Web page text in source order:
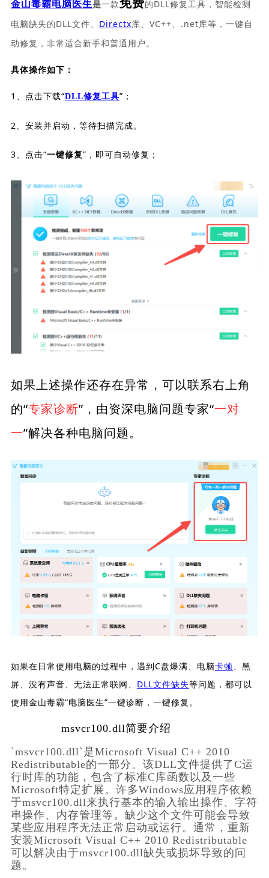
金山毒霸电脑医生是一款免费的DLL修复工具，智能检测
电脑缺失的DLL文件、 Directx库、VC++、.net库等，一键自
动修复，非常适合新手和普通用户。
具体操作如下：
1、点击下载“DLL修复工具”；
2、安装并启动，等待扫描完成。
3、点击“一键修复”，即可自动修复；
如果上述操作还存在异常，可以联系右上角
的“专家诊断”，由资深电脑问题专家“一对
一”解决各种电脑问题。
如果在日常使用电脑的过程中，遇到C盘爆满、电脑卡顿、黑
屏、没有声音、无法正常联网、 DLL文件缺失等问题，都可以
使用金山毒霸“电脑医生”一键诊断，一键修复。
msvcr100.dll简要介绍
`msvcr100.dll`是Microsoft Visual C++ 2010
Redistributable的一部分。该DLL文件提供了C运
行时库的功能，包含了标准C库函数以及一些
Microsoft特定扩展。许多Windows应用程序依赖
于msvcr100.dll来执行基本的输入输出操作、字符
串操作、内存管理等。缺少这个文件可能会导致
某些应用程序无法正常启动或运行。通常，重新
安装Microsoft Visual C++ 2010 Redistributable
可以解决由于msvcr100.dll缺失或损坏导致的问
题。